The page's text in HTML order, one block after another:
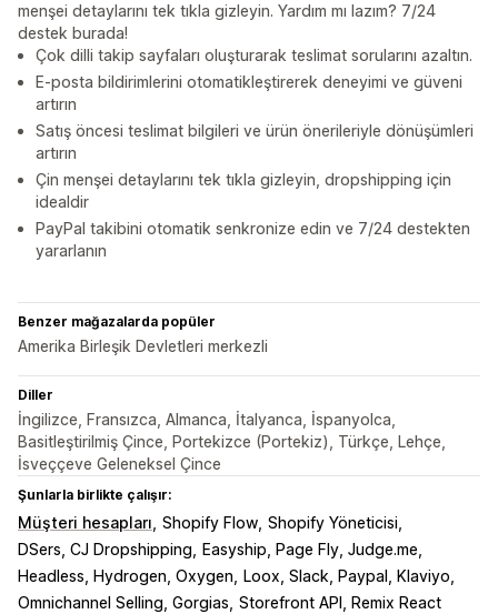
menşei detaylarını tek tıkla gizleyin. Yardım mı lazım? 7/24
destek burada!
Çok dilli takip sayfaları oluşturarak teslimat sorularını azaltın.
E-posta bildirimlerini otomatikleştirerek deneyimi ve güveni
artırın
Satış öncesi teslimat bilgileri ve ürün önerileriyle dönüşümleri
artırın
Çin menşei detaylarını tek tıkla gizleyin, dropshipping için
idealdir
PayPal takibini otomatik senkronize edin ve 7/24 destekten
yararlanın
Benzer mağazalarda popüler
Amerika Birleşik Devletleri merkezli
Diller
İngilizce, Fransızca, Almanca, İtalyanca, İspanyolca,
Basitleştirilmiş Çince, Portekizce (Portekiz), Türkçe, Lehçe,
İsveççeve Geleneksel Çince
Şunlarla birlikte çalışır:
Müşteri hesapları Shopify Flow Shopify Yöneticisi
DSers, CJ Dropshipping
Easyship, Page Fly, Judge.me
Headless, Hydrogen, Oxygen
Loox, Slack, Paypal, Klaviyo
Omnichannel Selling, Gorgias Storefront API, Remix React